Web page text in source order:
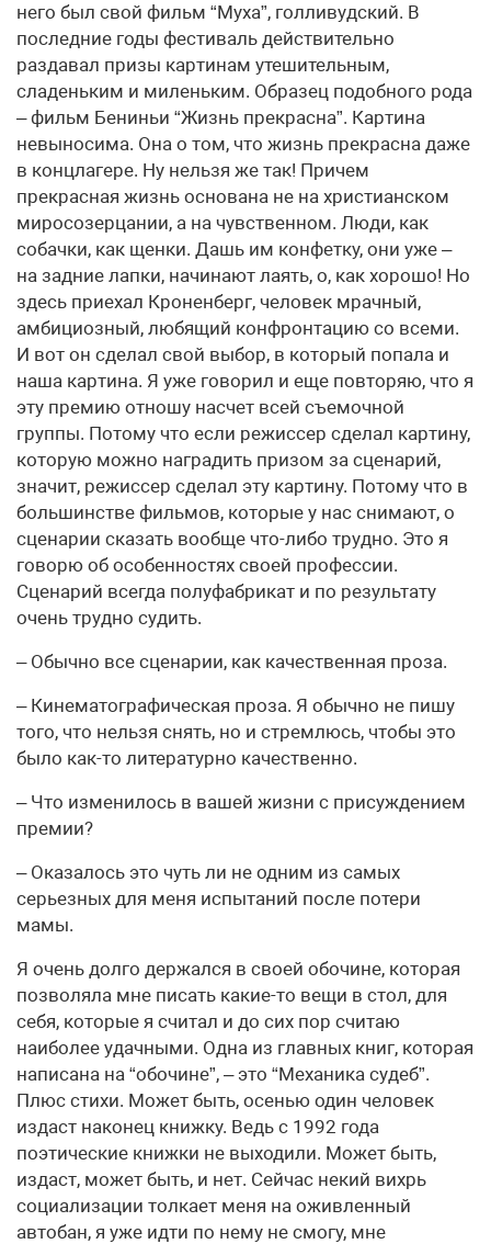
него был свой фильм “Муха”, голливудский. В
последние годы фестиваль действительно
раздавал призы картинам утешительным,
сладеньким и миленьким. Образец подобного рода
– фильм Бениньи “Жизнь прекрасна”. Картина
невыносима. Она о том, что жизнь прекрасна даже
в концлагере. Ну нельзя же так! Причем
прекрасная жизнь основана не на христианском
миросозерцании, а на чувственном. Люди, как
собачки, как щенки. Дашь им конфетку, они уже –
на задние лапки, начинают лаять, о, как хорошо! Но
здесь приехал Кроненберг, человек мрачный,
амбициозный, любящий конфронтацию со всеми.
И вот он сделал свой выбор, в который попала и
наша картина. Я уже говорил и еще повторяю, что я
эту премию отношу насчет всей съемочной
группы. Потому что если режиссер сделал картину,
которую можно наградить призом за сценарий,
значит, режиссер сделал эту картину. Потому что в
большинстве фильмов, которые у нас снимают, о
сценарии сказать вообще что-либо трудно. Это я
говорю об особенностях своей профессии.
Сценарий всегда полуфабрикат и по результату
очень трудно судить.
– Обычно все сценарии, как качественная проза.
– Кинематографическая проза. Я обычно не пишу
того, что нельзя снять, но и стремлюсь, чтобы это
было как-то литературно качественно.
– Что изменилось в вашей жизни с присуждением
премии?
– Оказалось это чуть ли не одним из самых
серьезных для меня испытаний после потери
мамы.
Я очень долго держался в своей обочине, которая
позволяла мне писать какие-то вещи в стол, для
себя, которые я считал и до сих пор считаю
наиболее удачными. Одна из главных книг, которая
написана на “обочине”, – это “Механика судеб”.
Плюс стихи. Может быть, осенью один человек
издаст наконец книжку. Ведь с 1992 года
поэтические книжки не выходили. Может быть,
издаст, может быть, и нет. Сейчас некий вихрь
социализации толкает меня на оживленный
автобан, я уже идти по нему не смогу, мне